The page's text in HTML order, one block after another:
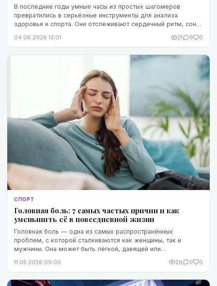
В последние годы умные часы из простых шагомеров
превратились в серьёзные инструменты для анализа
здоровья и спорта. Они отслеживают сердечный ритм, сон,
04.06.2026 12:01 21 0 0
СПОРТ
Головная боль: 7 самых частых причин и как
уменьшить её в повседневной жизни
Головная боль — одна из самых распространённых
проблем, с которой сталкиваются как женщины, так и
мужчины. Она может быть лёгкой, давящей или
влия...
11.05.2026 09:00 26 0 0